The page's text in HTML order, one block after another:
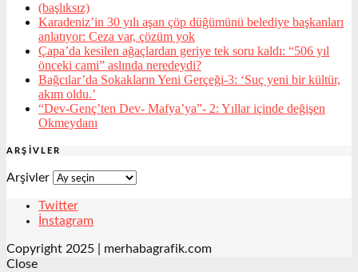
(başlıksız)
Karadeniz’in 30 yılı aşan çöp düğümünü belediye başkanları
anlatıyor: Ceza var, çözüm yok
Çapa’da kesilen ağaçlardan geriye tek soru kaldı: “506 yıl
önceki cami” aslında neredeydi?
Bağcılar’da Sokakların Yeni Gerçeği-3: ‘Suç yeni bir kültür,
akım oldu.’
“Dev-Genç’ten Dev- Mafya’ya”- 2: Yıllar içinde değişen
Okmeydanı
ARŞIVLER
Arşivler
Twitter
İnstagram
Copyright 2025 | merhabagrafik.com
Close